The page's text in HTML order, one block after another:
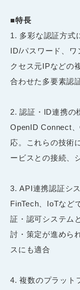
■特長
多彩な認証方式
ID/パスワード、ワ
クセス元IPなどの
合わせた多要素認
認証・ID連携の
OpenID Connect
応。これらの技術
ービスとの接続、
API連携認証シ
FinTech、IoTなど
証・認可システム
討・策定が進めら
スにも適合
複数のプラット